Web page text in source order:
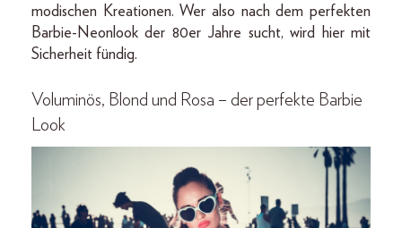
modischen Kreationen. Wer also nach dem perfekten
Barbie-Neonlook der 80er Jahre sucht, wird hier mit
Sicherheit fündig.
Voluminös, Blond und Rosa – der perfekte Barbie
Look